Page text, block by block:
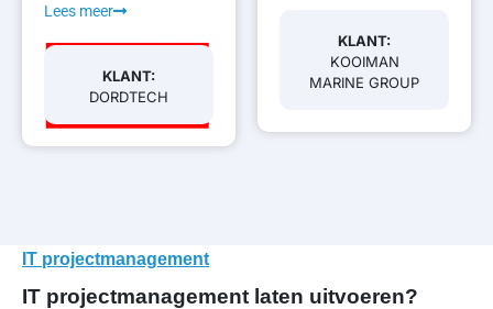
Lees meer
KLANT:
DORDTECH
KLANT:
KOOIMAN
MARINE GROUP
IT projectmanagement
IT projectmanagement laten uitvoeren?